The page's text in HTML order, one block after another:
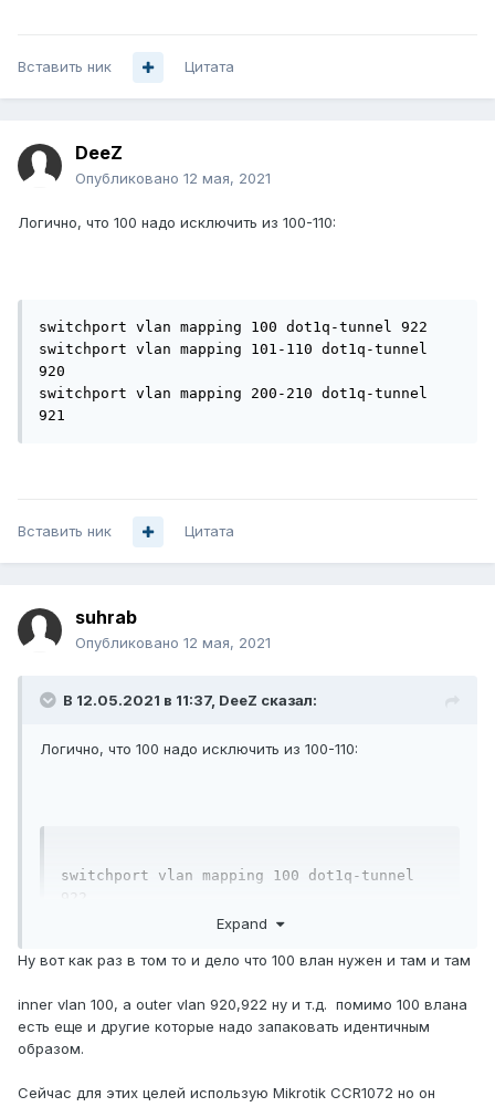
Вставить ник Цитата
DeeZ
Опубликовано 12 мая, 2021
Логично, что 100 надо исключить из 100-110:
switchport vlan mapping 100 dot1q-tunnel 922﻿
switchport vlan mapping 101-110 dot1q-tunnel
920﻿
switchport vlan mapping 200-210 dot1q-tunnel
921
Вставить ник Цитата
suhrab
Опубликовано 12 мая, 2021
В 12.05.2021 в 11:37, DeeZ сказал:
Логично, что 100 надо исключить из 100-110:
switchport vlan mapping 100 dot1q-tunnel
922﻿
switchport vlan mapping 101-110 dot1q-
switchport vlan mapping 200-210 dot1q-
Expand
Ну вот как раз в том то и дело что 100 влан нужен и там и там
inner vlan 100, а outer vlan 920,922 ну и т.д. помимо 100 влана
есть еще и другие которые надо запаковать идентичным
образом.
Сейчас для этих целей использую Mikrotik CCR1072 но он